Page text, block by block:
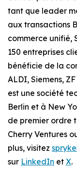
tant que leader
aux transactions
commerce unifié,
150 entreprises
bénéficie de la
ALDI, Siemens,
est une société
Berlin et à New
de premier ordre
Cherry Ventures
plus, visitez
sur LinkedIn et X.